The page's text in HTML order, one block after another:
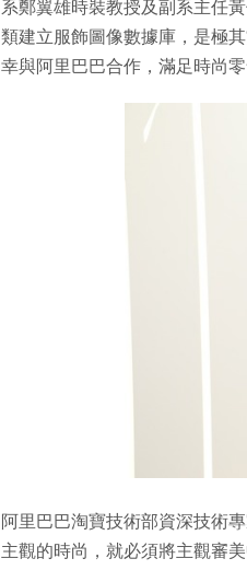
系鄭翼雄時裝教授及副系主任
類建立服飾圖像數據庫，是極
幸與阿里巴巴合作，滿足時尚
阿里巴巴淘寶技術部資深技術
主觀的時尚，就必須將主觀審